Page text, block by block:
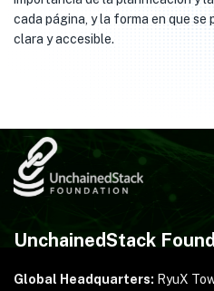
cada página, y la forma en que
clara y accesible.
UnchainedStack
Global Headquarters: RyuX